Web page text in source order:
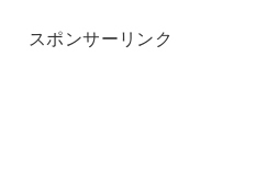
スポンサーリンク